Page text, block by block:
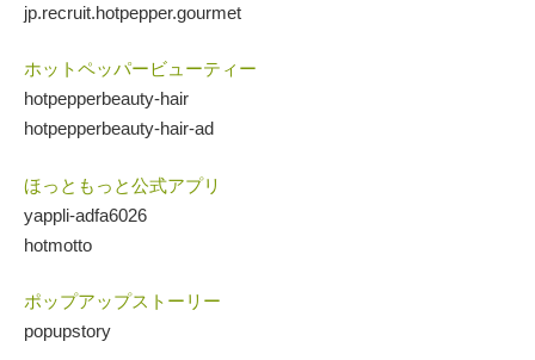
jp.recruit.hotpepper.gourmet
ホットペッパービューティー
hotpepperbeauty-hair
hotpepperbeauty-hair-ad
ほっともっと公式アプリ
yappli-adfa6026
hotmotto
ポップアップストーリー
popupstory